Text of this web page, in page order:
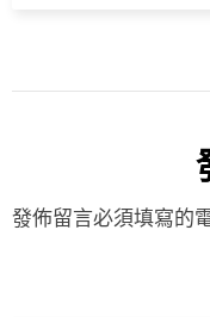
發佈留言必須填寫的